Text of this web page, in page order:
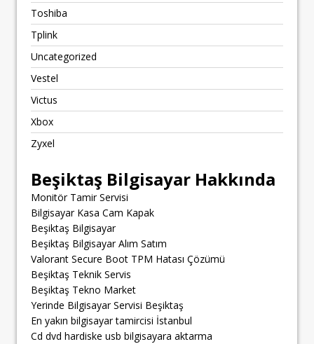
Toshiba
Tplink
Uncategorized
Vestel
Victus
Xbox
Zyxel
Beşiktaş Bilgisayar Hakkında
Monitör Tamir Servisi
Bilgisayar Kasa Cam Kapak
Beşiktaş Bilgisayar
Beşiktaş Bilgisayar Alım Satım
Valorant Secure Boot TPM Hatası Çözümü
Beşiktaş Teknik Servis
Beşiktaş Tekno Market
Yerinde Bilgisayar Servisi Beşiktaş
En yakın bilgisayar tamircisi İstanbul
Cd dvd hardiske usb bilgisayara aktarma